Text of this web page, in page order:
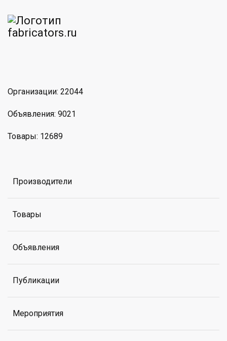
Организации: 22044
Объявления: 9021
Товары: 12689
Производители
Товары
Объявления
Публикации
Мероприятия